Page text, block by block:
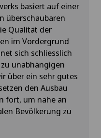
basiert auf einer
überschaubaren
Qualität der
im Vordergrund
sich schliesslich
unabhängigen
über ein sehr gutes
den Ausbau
fort, um nahe an
Bevölkerung zu